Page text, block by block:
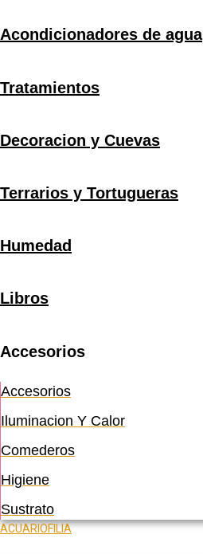
Acondicionadores de agua
Tratamientos
Decoracion y Cuevas
Terrarios y Tortugueras
Humedad
Libros
Accesorios
Accesorios
Iluminacion Y Calor
Comederos
Higiene
Sustrato
ACUARIOFILIA